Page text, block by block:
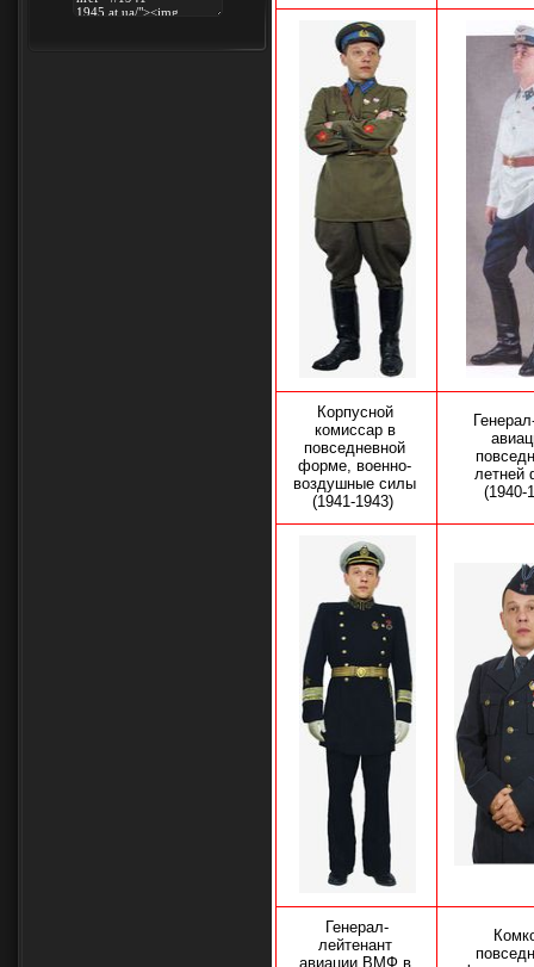
Корпусной
комиссар в
повседневной
форме, военно-
воздушные силы
(1941-1943)
летней
(1940-
Генерал-
лейтенант
авиации ВМФ в